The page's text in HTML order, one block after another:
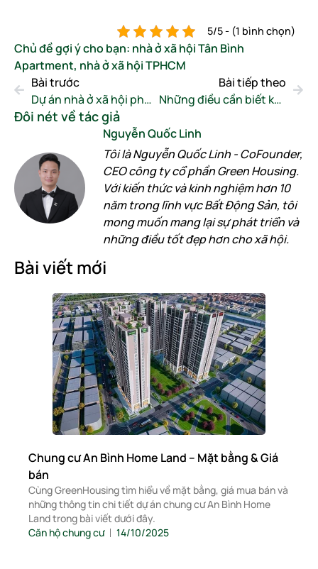
5/5 - (1 bình chọn)
Chủ đề gợi ý cho bạn: nhà ở xã hội Tân Bình
Apartment, nhà ở xã hội TPHCM
Bài trước
Dự án nhà ở xã hội phường Long Trường và những điều cần biết
Bài tiếp theo
Những điều cần biết khi mua nhà ở xã hội Thủ Thiêm Green House
Đôi nét về tác giả
Nguyễn Quốc Linh
Tôi là Nguyễn Quốc Linh - CoFounder,
CEO công ty cổ phần Green Housing.
Với kiến thức và kinh nghiệm hơn 10
năm trong lĩnh vực Bất Động Sản, tôi
mong muốn mang lại sự phát triển và
những điều tốt đẹp hơn cho xã hội.
Bài viết mới
Chung cư An Bình Home Land – Mặt bằng & Giá
bán
Cùng GreenHousing tìm hiểu về mặt bằng, giá mua bán và
những thông tin chi tiết dự án chung cư An Bình Home
Land trong bài viết dưới đây.
Căn hộ chung cư
14/10/2025